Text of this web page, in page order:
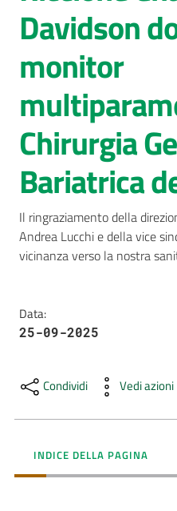
Servizi
Luoghi
di
cura
AUSL
Comunica
dei
Servizi
Dedicato
a...
Concorsi
Davidson
monitor
Chirurgia
Bariatrica
Il ringraziamento della
Andrea Lucchi e della vice
vicinanza verso la nostra
Data:
25-09-2025
Condividi Vedi azioni
INDICE DELLA PAGINA